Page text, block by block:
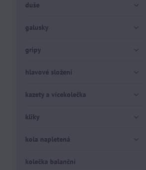
duše
galusky
gripy
hlavové složení
kazety a vícekolečka
kliky
kola napletená
kolečka balanční